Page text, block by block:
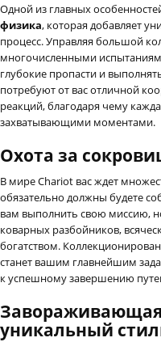
Одной из главных
физика, которая добавляет
процесс. Управляя большой
многочисленными
глубокие пропасти и
потребуют от вас отличной
реакций, благодаря чему
захватывающими моментами.
Охота за
В мире Chariot вас ждет
обязательно должны будете
вам выполнить свою миссию,
коварных разбойников,
богатством.
станет вашим главнейшим
к успешному завершению
уникальный